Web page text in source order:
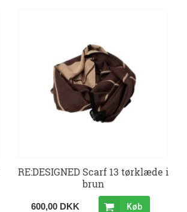
RE:DESIGNED Scarf 13 tørklæde i
brun
600,00 DKK Køb